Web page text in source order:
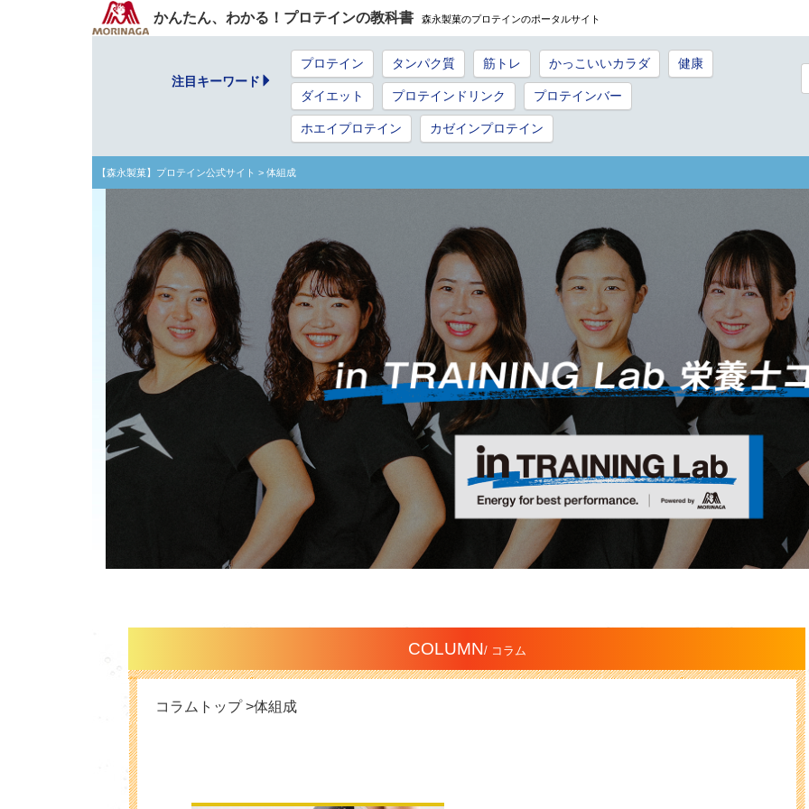
かんたん、わかる！プロテインの教科書 森永製菓のプロテインのポータルサイト
注目キーワード
プロテイン タンパク質 筋トレ かっこいいカラダ 健康
ダイエット プロテインドリンク プロテインバー
ホエイプロテイン カゼインプロテイン
【森永製菓】プロテイン公式サイト > 体組成
COLUMN/ コラム
コラムトップ >体組成